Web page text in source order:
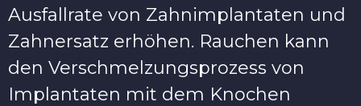
Ausfallrate von Zahnimplantaten und
Zahnersatz erhöhen. Rauchen kann
den Verschmelzungsprozess von
Implantaten mit dem Knochen